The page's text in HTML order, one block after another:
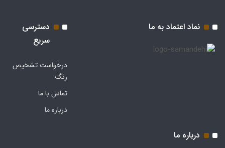
نماد اعتماد به ما
دسترسی
سریع
درخواست تشخیص
رنگ
تماس با ما
درباره ما
درباره ما